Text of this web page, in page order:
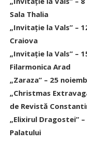
Sala Thalia
„Invitaţie la Vals” –
Craiova
„Invitaţie la Vals” –
Filarmonica Arad
„Zaraza” – 25
„Christmas
de Revistă
„Elixirul Dragostei”
Palatului